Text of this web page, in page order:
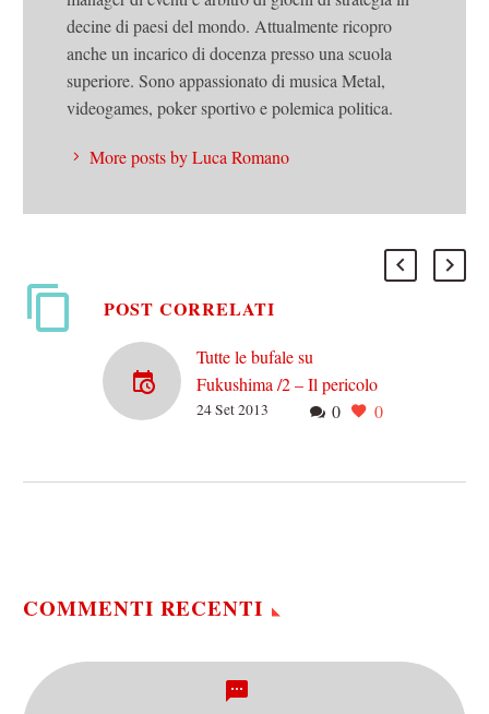
decine di paesi del mondo. Attualmente ricopro
anche un incarico di docenza presso una scuola
superiore. Sono appassionato di musica Metal,
videogames, poker sportivo e polemica politica.
More posts by Luca Romano
POST CORRELATI
Tutte le bufale su
Fukushima /2 – Il pericolo
di catastrofe radioattiva
0 0
24 Set 2013
COMMENTI RECENTI